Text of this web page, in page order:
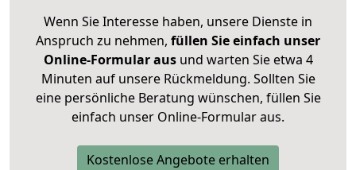
Wenn Sie Interesse haben, unsere Dienste in
Anspruch zu nehmen, füllen Sie einfach unser
Online-Formular ausund warten Sie etwa 4
Minuten auf unsere Rückmeldung. Sollten Sie
eine persönliche Beratung wünschen, füllen Sie
einfach unser Online-Formular aus.
Kostenlose Angebote erhalten